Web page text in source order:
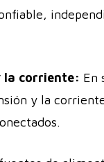
la corriente: En
y la